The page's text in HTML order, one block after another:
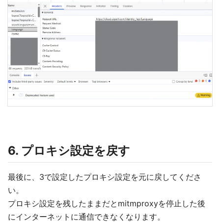
6. プロキシ設定を戻す
最後に、3で設定したプロキシ設定を元に戻してくださ
い。
プロキシ設定を残したままだとmitmproxyを停止した後
にインターネットに通信できなくなります。